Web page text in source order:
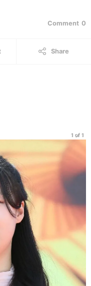
Comment 0
Share
1 of 1